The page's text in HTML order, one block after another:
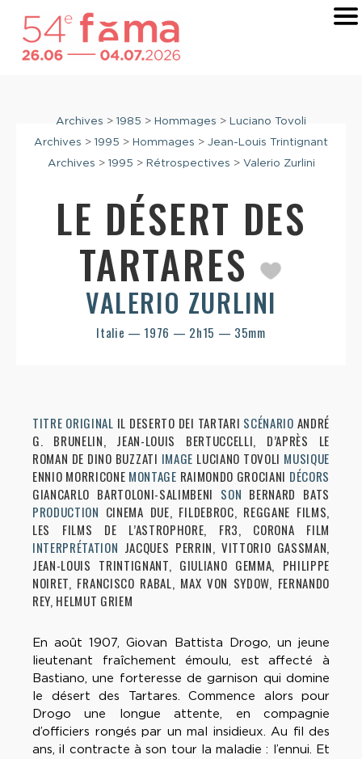
Archives > 1985 > Hommages > Luciano Tovoli
Archives > 1995 > Hommages > Jean-Louis Trintignant
Archives > 1995 > Rétrospectives > Valerio Zurlini
LE DÉSERT DES
TARTARES
VALERIO ZURLINI
Italie — 1976 — 2h15 — 35mm
TITRE ORIGINAL IL DESERTO DEI TARTARI SCÉNARIO ANDRÉ
G. BRUNELIN, JEAN-LOUIS BERTUCCELLI, D’APRÈS LE
ROMAN DE DINO BUZZATI IMAGE LUCIANO TOVOLI MUSIQUE
ENNIO MORRICONE MONTAGE RAIMONDO GROCIANI DÉCORS
GIANCARLO BARTOLONI-SALIMBENI SON BERNARD BATS
PRODUCTION CINEMA DUE, FILDEBROC, REGGANE FILMS,
LES FILMS DE L’ASTROPHORE, FR3, CORONA FILM
INTERPRÉTATION JACQUES PERRIN, VITTORIO GASSMAN,
JEAN-LOUIS TRINTIGNANT, GIULIANO GEMMA, PHILIPPE
NOIRET, FRANCISCO RABAL, MAX VON SYDOW, FERNANDO
REY, HELMUT GRIEM
En août 1907, Giovan Battista Drogo, un jeune
lieutenant fraîchement émoulu, est affecté à
Bastiano, une forteresse de garnison qui domine
le désert des Tartares. Commence alors pour
Drogo une longue attente, en compagnie
d’officiers rongés par un mal insidieux. Au fil des
ans, il contracte à son tour la maladie : l’ennui. Et